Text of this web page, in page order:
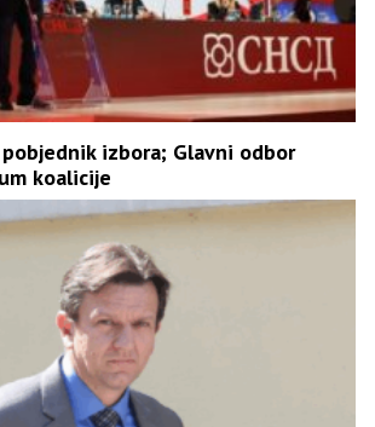
izbora; Glavni odbor
koalicije